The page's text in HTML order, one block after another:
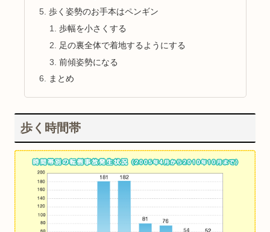
歩く姿勢のお手本はペンギン
歩幅を小さくする
足の裏全体で着地するようにする
前傾姿勢になる
まとめ
歩く時間帯